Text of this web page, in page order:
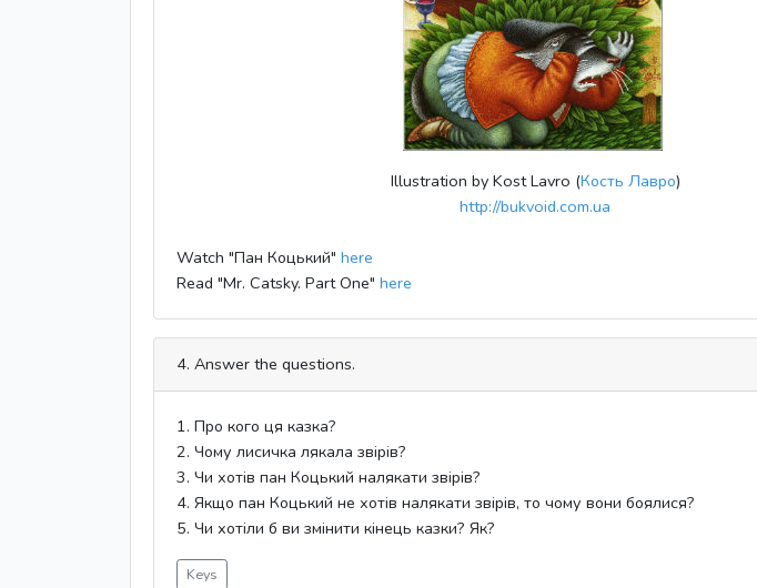
Illustration by Kost Lavro (Кость Лавро)
http://bukvoid.com.ua
Watch "Пан Коцький" here
Read "Mr. Catsky. Part One" here
4. Answer the questions.
1. Про кого ця казка?
2. Чому лисичка лякала звірів?
3. Чи хотів пан Коцький налякати звірів?
4. Якщо пан Коцький не хотів налякати звірів, то чому вони боялися?
5. Чи хотіли б ви змінити кінець казки? Як?
Keys